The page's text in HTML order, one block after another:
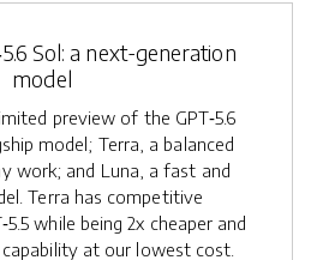
Sol: a next-generation
model
preview of the GPT‑5.6
model; Terra, a balanced
work; and Luna, a fast and
Terra has competitive
while being 2x cheaper and
at our lowest cost.